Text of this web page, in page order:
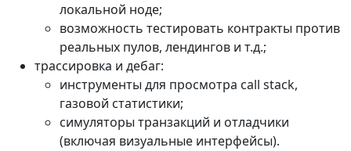
локальной ноде;
возможность тестировать контракты против
реальных пулов, лендингов и т.д.;
трассировка и дебаг:
инструменты для просмотра call stack,
газовой статистики;
симуляторы транзакций и отладчики
(включая визуальные интерфейсы).